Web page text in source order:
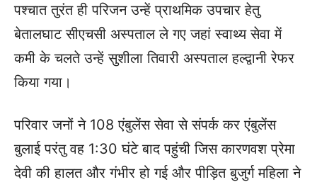
पश्चात तुरंत ही परिजन उन्हें प्राथमिक उपचार हेतु
बेतालघाट सीएचसी अस्पताल ले गए जहां स्वाथ्य सेवा में
कमी के चलते उन्हें सुशीला तिवारी अस्पताल हल्द्वानी रेफर
किया गया।
परिवार जनों ने 108 एंबुलेंस सेवा से संपर्क कर एंबुलेंस
बुलाई परंतु वह 1:30 घंटे बाद पहुंची जिस कारणवश प्रेमा
देवी की हालत और गंभीर हो गई और पीड़ित बुजुर्ग महिला ने